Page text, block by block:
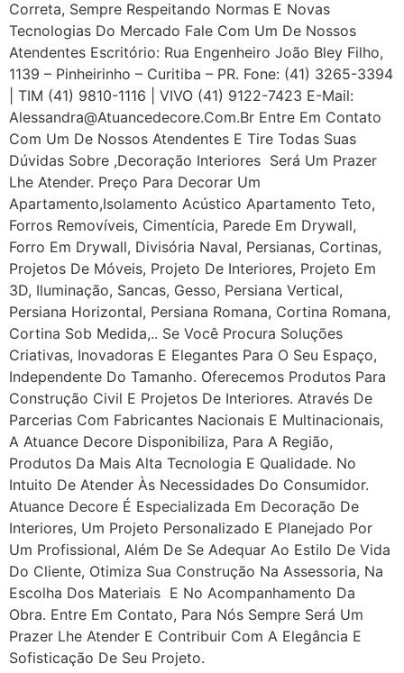
Correta, Sempre Respeitando Normas E Novas
Tecnologias Do Mercado Fale Com Um De Nossos
Atendentes Escritório: Rua Engenheiro João Bley Filho,
1139 – Pinheirinho – Curitiba – PR. Fone: (41) 3265-3394
| TIM (41) 9810-1116 | VIVO (41) 9122-7423 E-Mail:
Alessandra@atuancedecore.com.br Entre Em Contato
Com Um De Nossos Atendentes E Tire Todas Suas
Dúvidas Sobre ,Decoração Interiores Será Um Prazer
Lhe Atender. Preço Para Decorar Um
Apartamento,Isolamento Acústico Apartamento Teto,
Forros Removíveis, Cimentícia, Parede Em Drywall,
Forro Em Drywall, Divisória Naval, Persianas, Cortinas,
Projetos De Móveis, Projeto De Interiores, Projeto Em
3D, Iluminação, Sancas, Gesso, Persiana Vertical,
Persiana Horizontal, Persiana Romana, Cortina Romana,
Cortina Sob Medida,.. Se Você Procura Soluções
Criativas, Inovadoras E Elegantes Para O Seu Espaço,
Independente Do Tamanho. Oferecemos Produtos Para
Construção Civil E Projetos De Interiores. Através De
Parcerias Com Fabricantes Nacionais E Multinacionais,
A Atuance Decore Disponibiliza, Para A Região,
Produtos Da Mais Alta Tecnologia E Qualidade. No
Intuito De Atender Às Necessidades Do Consumidor.
Atuance Decore É Especializada Em Decoração De
Interiores, Um Projeto Personalizado E Planejado Por
Um Profissional, Além De Se Adequar Ao Estilo De Vida
Do Cliente, Otimiza Sua Construção Na Assessoria, Na
Escolha Dos Materiais E No Acompanhamento Da
Obra. Entre Em Contato, Para Nós Sempre Será Um
Prazer Lhe Atender E Contribuir Com A Elegância E
Sofisticação De Seu Projeto.